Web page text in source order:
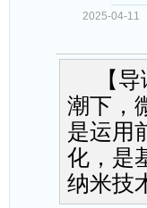
2025-04-
【
潮下，
是运用
化，是
纳米技